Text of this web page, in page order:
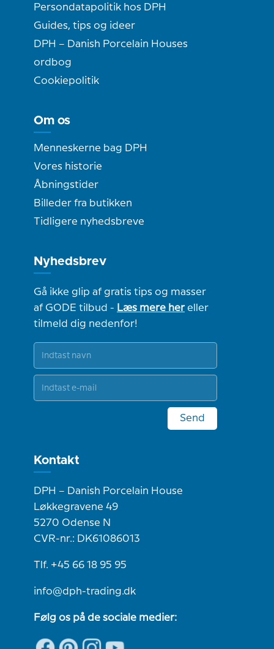
Persondatapolitik hos DPH
Guides, tips og ideer
DPH – Danish Porcelain Houses
ordbog
Cookiepolitik
Om os
Menneskerne bag DPH
Vores historie
Åbningstider
Billeder fra butikken
Tidligere nyhedsbreve
Nyhedsbrev
Gå ikke glip af gratis tips og masser
af GODE tilbud - Læs mere hereller
tilmeld dig nedenfor!
Send
Kontakt
DPH – Danish Porcelain House
Løkkegravene 49
5270 Odense N
CVR-nr.: DK61086013
Tlf. +45 66 18 95 95
info@dph-trading.dk
Følg os på de sociale medier: